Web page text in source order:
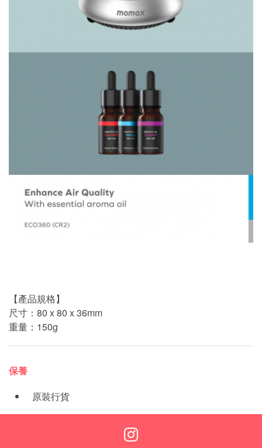
【產品規格】
尺寸：80 x 80 x 36mm
重量：150g
保養
原裝行貨